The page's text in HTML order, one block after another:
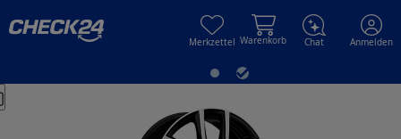
Merkzettel Warenkorb Chat Anmelden